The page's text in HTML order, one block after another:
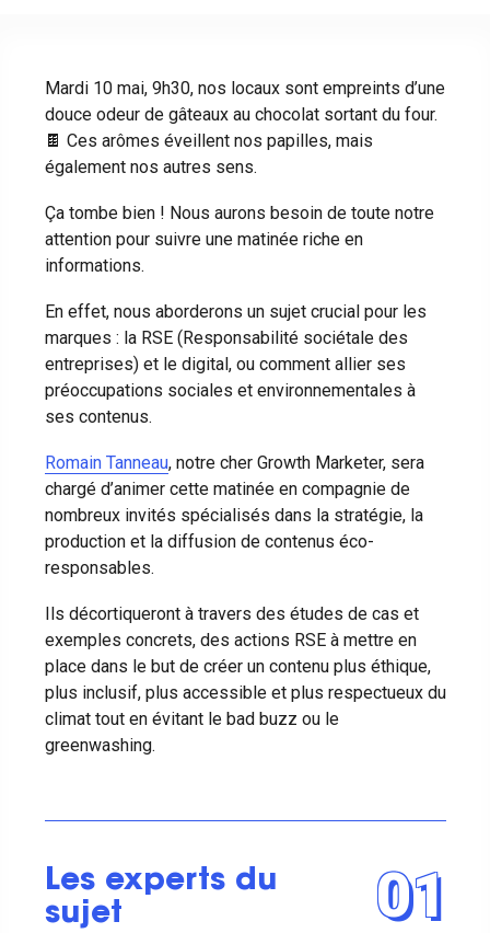
Mardi 10 mai, 9h30, nos locaux sont empreints d’une
douce odeur de gâteaux au chocolat sortant du four.
🍫 Ces arômes éveillent nos papilles, mais
également nos autres sens.
Ça tombe bien ! Nous aurons besoin de toute notre
attention pour suivre une matinée riche en
informations.
En effet, nous aborderons un sujet crucial pour les
marques : la RSE (Responsabilité sociétale des
entreprises) et le digital, ou comment allier ses
préoccupations sociales et environnementales à
ses contenus.
Romain Tanneau, notre cher Growth Marketer, sera
chargé d’animer cette matinée en compagnie de
nombreux invités spécialisés dans la stratégie, la
production et la diffusion de contenus éco-
responsables.
Ils décortiqueront à travers des études de cas et
exemples concrets, des actions RSE à mettre en
place dans le but de créer un contenu plus éthique,
plus inclusif, plus accessible et plus respectueux du
climat tout en évitant le bad buzz ou le
greenwashing.
Les experts du
sujet
01